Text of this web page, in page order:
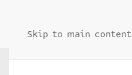
Skip to main content